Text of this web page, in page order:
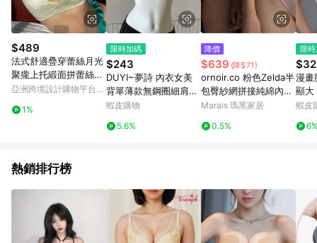
$489
法式舒適疊穿蕾絲月光
聚攏上托緞面拼蕾絲聚
攏內衣女小胸顯大文胸
亞洲跨境設計購物平台
1%
限時加碼
$243
DUYI~夢詩 內衣女美
背單薄款無鋼圈細肩帶
文胸小胸聚攏防下垂少
蝦皮購物
5.6%
降價
$639 (降$71)
ornoir.co 粉色Zelda半
包臀紗網拼接純綿內襯
親膚高衩內褲 - L
Marais 瑪黑家居
0.5%
限
漫畫
顯大
支撐
攏內
蝦皮
熱銷排行榜